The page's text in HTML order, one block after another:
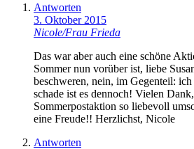
Antworten
3. Oktober 2015
Nicole/Frau Frieda
Das war aber auch eine schöne
Sommer nun vorüber ist, liebe
beschweren, nein, im Gegenteil:
schade ist es dennoch! Vielen
Sommerpostaktion so liebevoll
eine Freude!! Herzlichst, Nicole
Antworten